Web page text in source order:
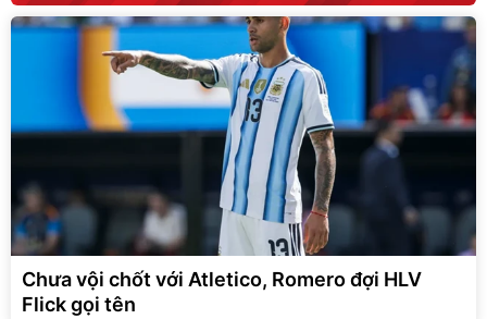
Chưa vội chốt với Atletico, Romero đợi HLV
Flick gọi tên